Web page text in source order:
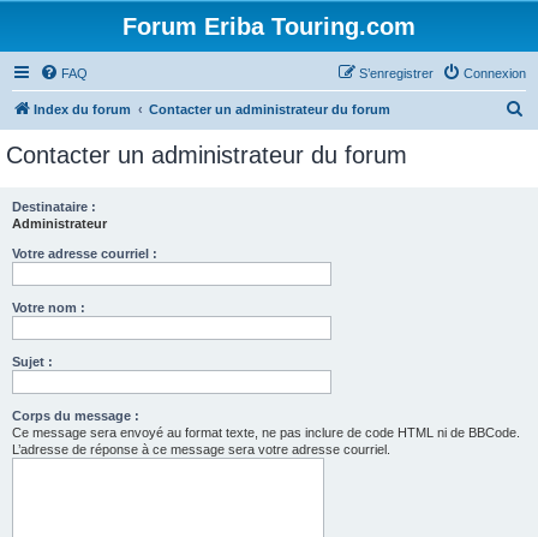
Forum Eriba Touring.com
FAQ Connexion
S’enregistrer
Index du forum Contacter un administrateur du forum
Contacter un administrateur du forum
Destinataire :
Administrateur
Votre adresse courriel :
Votre nom :
Sujet :
Corps du message :
Ce message sera envoyé au format texte, ne pas inclure de code HTML ni de BBCode.
L’adresse de réponse à ce message sera votre adresse courriel.